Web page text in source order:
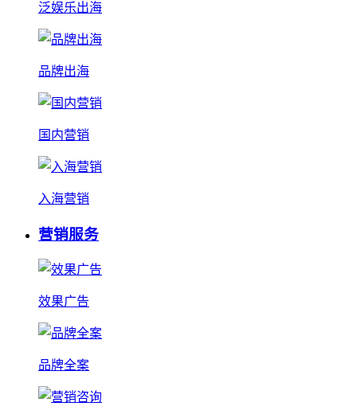
泛娱乐出海
品牌出海
国内营销
入海营销
营销服务
效果广告
品牌全案